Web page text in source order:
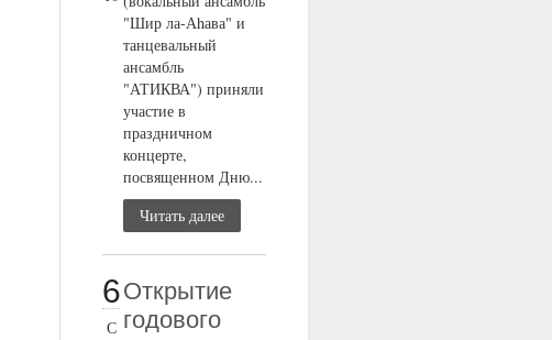
"Шир ла-Аhава" и
танцевальный
ансамбль
"АТИКВА") приняли
участие в
праздничном
концерте,
посвященном Дню...
Читать далее
6
С
Открытие
годового